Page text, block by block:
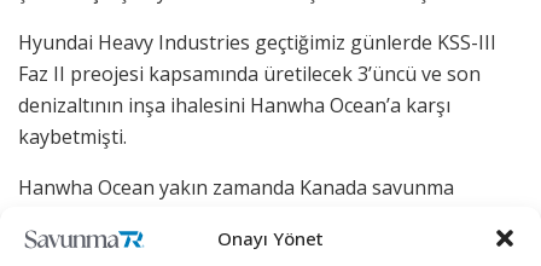
Onayı Yönet
Hyundai Heavy Industries geçtiğimiz günlerde KSS-III
Faz II preojesi kapsamında üretilecek 3’üncü ve son
denizaltının inşa ihalesini Hanwha Ocean’a karşı
kaybetmişti.
Hanwha Ocean yakın zamanda Kanada savunma
Victoria sınıfı denizaltılarının yerine 12 adet yeni